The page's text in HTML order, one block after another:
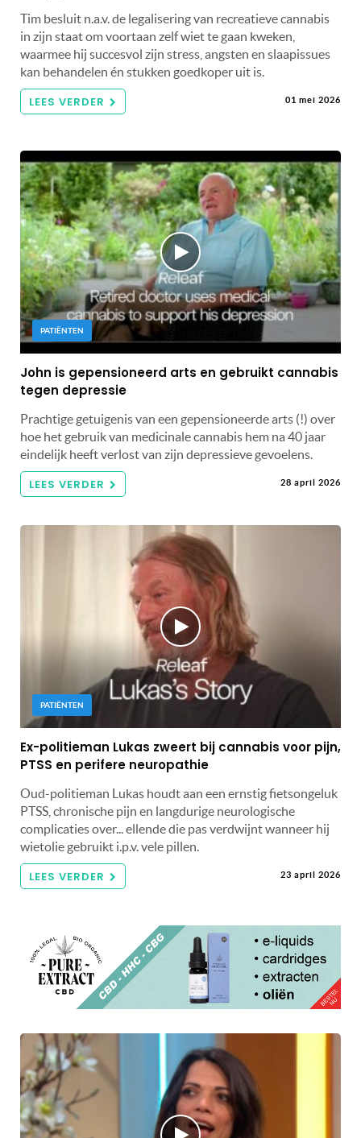
Tim besluit n.a.v. de legalisering van recreatieve cannabis
in zijn staat om voortaan zelf wiet te gaan kweken,
waarmee hij succesvol zijn stress, angsten en slaapissues
kan behandelen én stukken goedkoper uit is.
LEES VERDER 01 mei 2026
PATIËNTEN
John is gepensioneerd arts en gebruikt cannabis
tegen depressie
Prachtige getuigenis van een gepensioneerde arts (!) over
hoe het gebruik van medicinale cannabis hem na 40 jaar
eindelijk heeft verlost van zijn depressieve gevoelens.
LEES VERDER 28 april 2026
PATIËNTEN
Ex-politieman Lukas zweert bij cannabis voor pijn,
PTSS en perifere neuropathie
Oud-politieman Lukas houdt aan een ernstig fietsongeluk
PTSS, chronische pijn en langdurige neurologische
complicaties over... ellende die pas verdwijnt wanneer hij
wietolie gebruikt i.p.v. vele pillen.
LEES VERDER 23 april 2026